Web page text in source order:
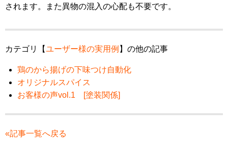
されます。また異物の混入の心配も不要です。
カテゴリ【ユーザー様の実用例 】の他の記事
鶏のから揚げの下味つけ自動化
オリジナルスパイス
お客様の声vol.1 [塗装関係]
«記事一覧へ戻る